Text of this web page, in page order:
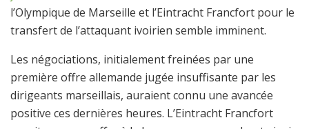
l’Olympique de Marseille et l’Eintracht Francfort pour le
transfert de l’attaquant ivoirien semble imminent.
Les négociations, initialement freinées par une
première offre allemande jugée insuffisante par les
dirigeants marseillais, auraient connu une avancée
positive ces dernières heures. L’Eintracht Francfort